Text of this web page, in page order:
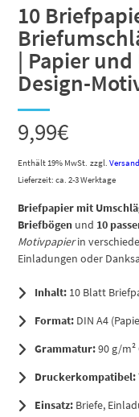
10
| Papier
Design-
9,99€
Enthält 19% MwSt. zzgl.Versand
Lieferzeit: ca. 2-3 Werktage
Briefpapier mit
Briefbögen und 10
Motivpapierin
Einladungen oder
Inhalt: 10 Blatt
Format: DIN A4
Grammatur:90 g/
Druckerkompatibel:
Einsatz: Briefe,